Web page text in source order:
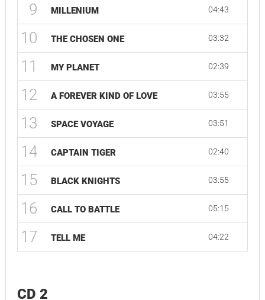
9 MILLENIUM 04:43
10 THE CHOSEN ONE 03:32
11 MY PLANET 02:39
12 A FOREVER KIND OF LOVE 03:55
13 SPACE VOYAGE 03:51
14 CAPTAIN TIGER 02:40
15 BLACK KNIGHTS 03:55
16 CALL TO BATTLE 05:15
17 TELL ME 04:22
CD 2